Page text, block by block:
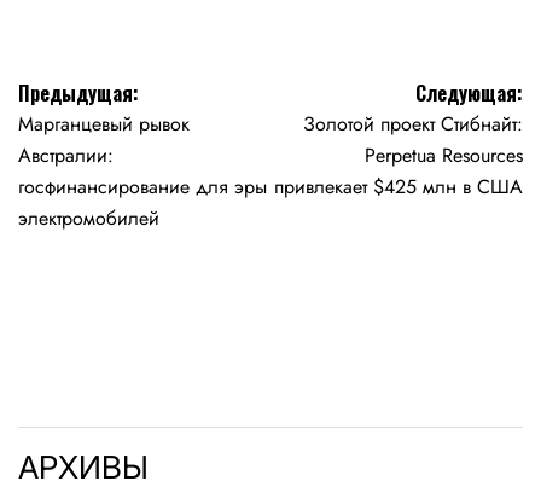
Навигация
по
записям
Предыдущая:
Марганцевый рывок
Австралии:
госфинансирование для эры
электромобилей
Следующая:
Золотой проект Стибнайт:
Perpetua Resources
привлекает $425 млн в США
АРХИВЫ